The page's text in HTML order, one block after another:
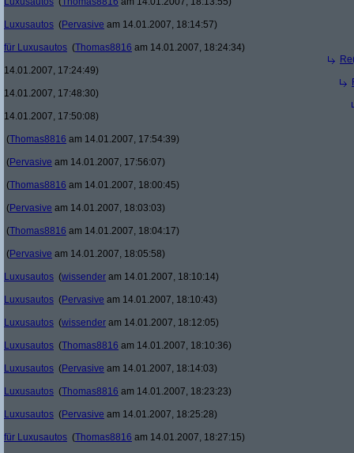
Luxusautos (Pervasive am 14.01.2007, 18:14:57)
für Luxusautos (Thomas8816 am 14.01.2007, 18:24:34)
14.01.2007, 17:24:49)
14.01.2007, 17:48:30)
14.01.2007, 17:50:08)
(Thomas8816 am 14.01.2007, 17:54:39)
(Pervasive am 14.01.2007, 17:56:07)
(Thomas8816 am 14.01.2007, 18:00:45)
(Pervasive am 14.01.2007, 18:03:03)
(Thomas8816 am 14.01.2007, 18:04:17)
(Pervasive am 14.01.2007, 18:05:58)
Luxusautos (wissender am 14.01.2007, 18:10:14)
Luxusautos (Pervasive am 14.01.2007, 18:10:43)
Luxusautos (wissender am 14.01.2007, 18:12:05)
Luxusautos (Thomas8816 am 14.01.2007, 18:10:36)
Luxusautos (Pervasive am 14.01.2007, 18:14:03)
Luxusautos (Thomas8816 am 14.01.2007, 18:23:23)
Luxusautos (Pervasive am 14.01.2007, 18:25:28)
für Luxusautos (Thomas8816 am 14.01.2007, 18:27:15)